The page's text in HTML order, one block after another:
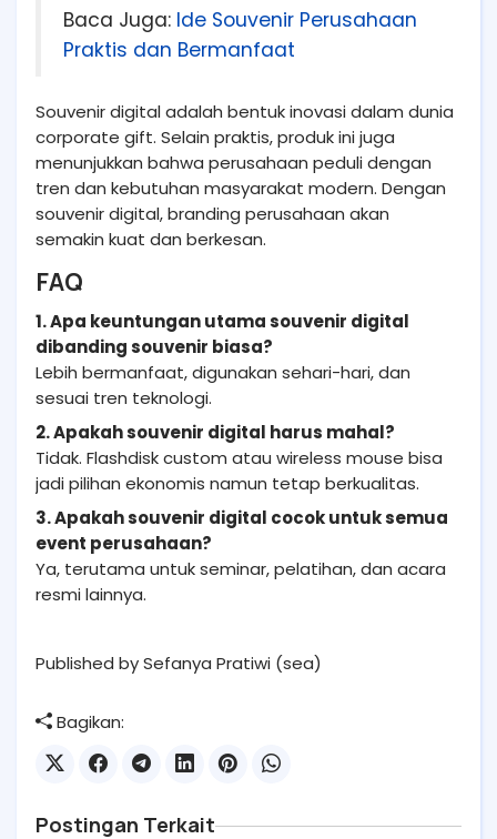
Baca Juga: Ide Souvenir Perusahaan
Praktis dan Bermanfaat
Souvenir digital adalah bentuk inovasi dalam dunia
corporate gift. Selain praktis, produk ini juga
menunjukkan bahwa perusahaan peduli dengan
tren dan kebutuhan masyarakat modern. Dengan
souvenir digital, branding perusahaan akan
semakin kuat dan berkesan.
FAQ
1. Apa keuntungan utama souvenir digital
dibanding souvenir biasa?
Lebih bermanfaat, digunakan sehari-hari, dan
sesuai tren teknologi.
2. Apakah souvenir digital harus mahal?
Tidak. Flashdisk custom atau wireless mouse bisa
jadi pilihan ekonomis namun tetap berkualitas.
3. Apakah souvenir digital cocok untuk semua
event perusahaan?
Ya, terutama untuk seminar, pelatihan, dan acara
resmi lainnya.
Published by Sefanya Pratiwi (sea)
Bagikan:
Postingan Terkait